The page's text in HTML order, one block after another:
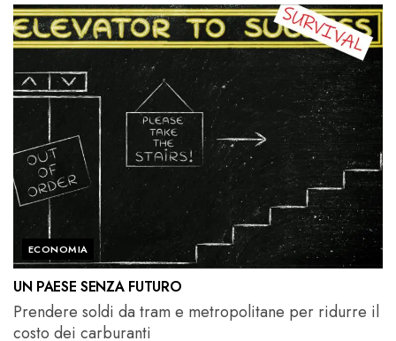
ECONOMIA
UN PAESE SENZA FUTURO
Prendere soldi da tram e metropolitane per ridurre il
costo dei carburanti